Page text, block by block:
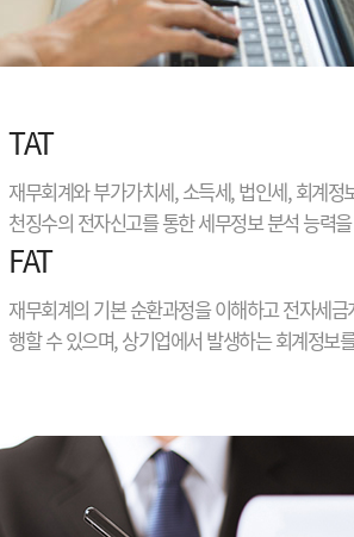
TAT
재무회계와 부가가치세, 소득세, 법인세, 회계정
천징수의 전자신고를 통한 세무정보 분석 능력
FAT
재무회계의 기본 순환과정을 이해하고 전자세
행할 수 있으며, 상기업에서 발생하는 회계정보